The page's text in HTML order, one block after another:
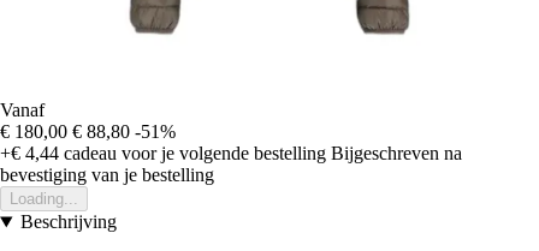
Vanaf
€ 180,00 € 88,80 -51%
+€ 4,44 cadeau voor je volgende bestelling Bijgeschreven na
bevestiging van je bestelling
Loading...
Beschrijving